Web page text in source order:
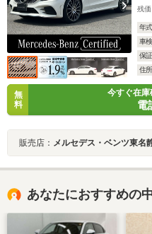
残
年式
車検
保証
住所
無
料
今すぐ在
電
販売店： メルセデス・ベンツ東名
あなたにおすすめの